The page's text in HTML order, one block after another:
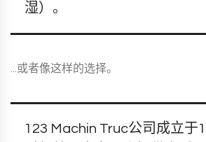
湿）。
...或者像这样的选择。
123 Machin Truc公司成立于